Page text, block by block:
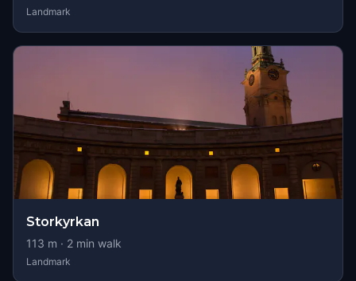
Landmark
Storkyrkan
113 m · 2 min walk
Landmark